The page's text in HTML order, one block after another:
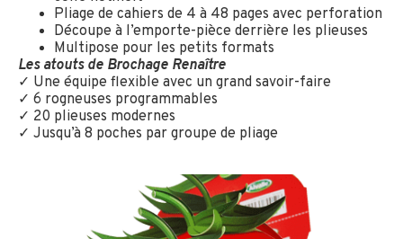
Pliage de cahiers de 4 à 48 pages avec perforation
Découpe à l’emporte-pièce derrière les plieuses
Multipose pour les petits formats
Les atouts de Brochage Renaître
✓ Une équipe flexible avec un grand savoir-faire
✓ 6 rogneuses programmables
✓ 20 plieuses modernes
✓ Jusqu’à 8 poches par groupe de pliage